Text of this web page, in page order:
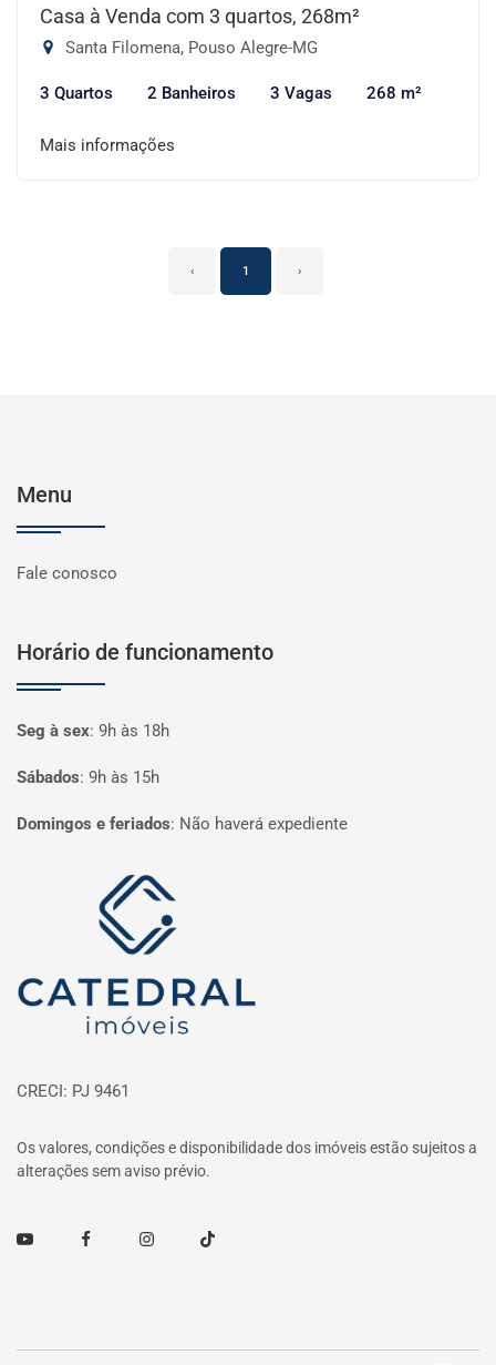
Casa à Venda com 3 quartos, 268m²
Santa Filomena, Pouso Alegre-MG
3 Quartos 2 Banheiros 3 Vagas 268 m²
Mais informações
‹ 1 ›
Menu
Fale conosco
Horário de funcionamento
Seg à sex: 9h às 18h
Sábados: 9h às 15h
Domingos e feriados: Não haverá expediente
Página inicial
CRECI: PJ 9461
Os valores, condições e disponibilidade dos imóveis estão sujeitos a
alterações sem aviso prévio.
Youtube FacebookInstagramTikTok